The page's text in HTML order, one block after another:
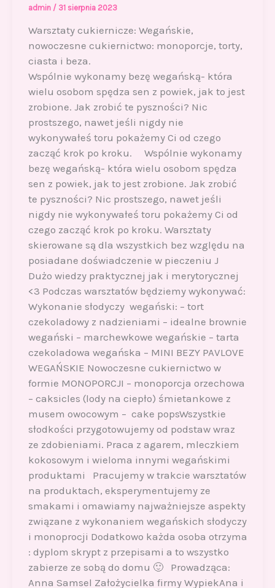
admin / 31 sierpnia 2023
Warsztaty cukiernicze: Wegańskie,
nowoczesne cukiernictwo: monoporcje, torty,
ciasta i beza.
Wspólnie wykonamy bezę wegańską- która
wielu osobom spędza sen z powiek, jak to jest
zrobione. Jak zrobić te pyszności? Nic
prostszego, nawet jeśli nigdy nie
wykonywałeś toru pokażemy Ci od czego
zacząć krok po kroku. Wspólnie wykonamy
bezę wegańską- która wielu osobom spędza
sen z powiek, jak to jest zrobione. Jak zrobić
te pyszności? Nic prostszego, nawet jeśli
nigdy nie wykonywałeś toru pokażemy Ci od
czego zacząć krok po kroku. Warsztaty
skierowane są dla wszystkich bez względu na
posiadane doświadczenie w pieczeniu J
Dużo wiedzy praktycznej jak i merytorycznej
<3 Podczas warsztatów będziemy wykonywać:
Wykonanie słodyczy wegański: – tort
czekoladowy z nadzieniami – idealne brownie
wegański – marchewkowe wegańskie – tarta
czekoladowa wegańska – MINI BEZY PAVLOVE
WEGAŃSKIE Nowoczesne cukiernictwo w
formie MONOPORCJI – monoporcja orzechowa
– caksicles (lody na ciepło) śmietankowe z
musem owocowym – cake popsWszystkie
słodkości przygotowujemy od podstaw wraz
ze zdobieniami. Praca z agarem, mleczkiem
kokosowym i wieloma innymi wegańskimi
produktami Pracujemy w trakcie warsztatów
na produktach, eksperymentujemy ze
smakami i omawiamy najważniejsze aspekty
związane z wykonaniem wegańskich słodyczy
i monoprocji Dodatkowo każda osoba otrzyma
: dyplom skrypt z przepisami a to wszystko
zabierze ze sobą do domu 🙂 Prowadząca:
Anna Samsel Założycielka firmy WypiekAna i